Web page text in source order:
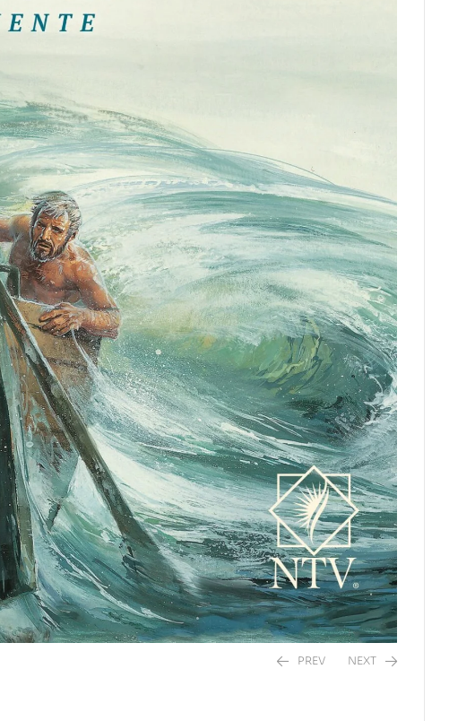
PREV NEXT